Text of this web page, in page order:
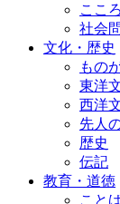
ここ
社会
文化・歴史
もの
東洋
西洋
先人
歴史
伝記
教育・道徳
こと